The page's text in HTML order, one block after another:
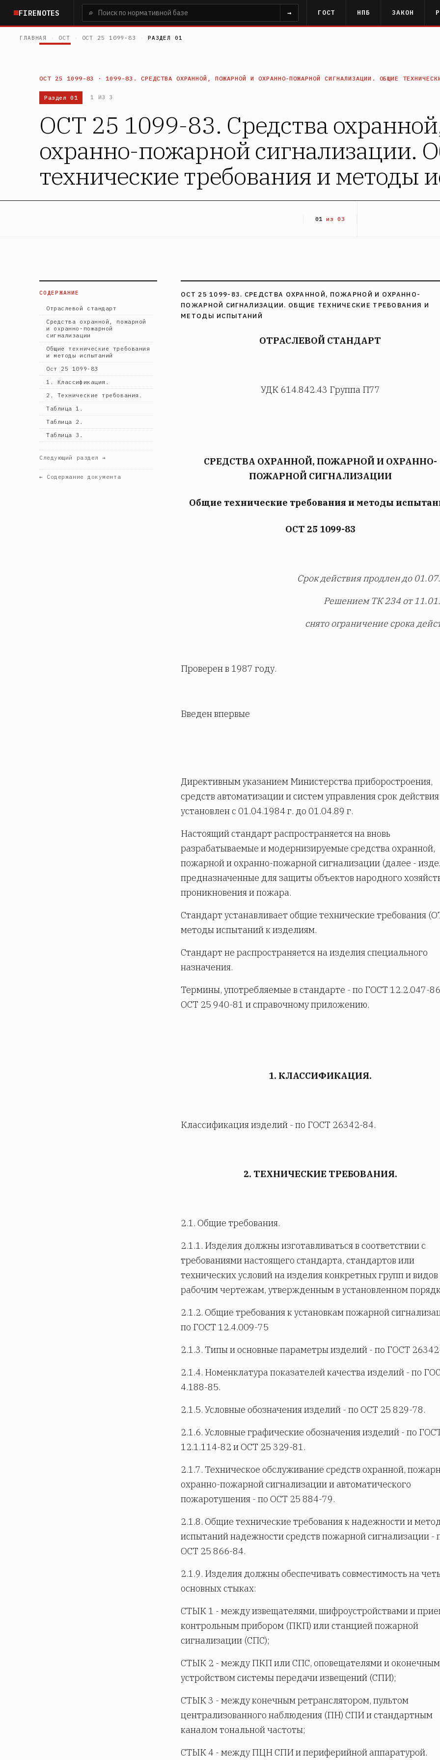
основному
содержанию
FIRENOTES ⌕ → ГОСТ НПБ ЗАКОН
ГЛАВНАЯ ОСТ ОСТ 25 1099-83 РАЗДЕЛ 01
ОСТ 25 1099-83 · 1099-83. СРЕДСТВА ОХРАННОЙ, ПОЖАРНОЙ И ОХРАННО-ПОЖАРНОЙ СИГНАЛИЗАЦИИ. ОБЩИЕ
Раздел 01 1 ИЗ 3
ОСТ 25 1099-83. Средства
охранно-пожарной сигнализации.
технические требования и методы
01 из 03
СОДЕРЖАНИЕ
Отраслевой стандарт
Средства охранной, пожарной
и охранно-пожарной
сигнализации
Общие технические требования
и методы испытаний
Ост 25 1099-83
1. Классификация.
2. Технические требования.
Таблица 1.
Таблица 2.
Таблица 3.
Следующий раздел →
← Содержание документа
ОСТ 25 1099-83. СРЕДСТВА ОХРАННОЙ, ПОЖАРНОЙ И ОХРАННО-
ПОЖАРНОЙ СИГНАЛИЗАЦИИ. ОБЩИЕ ТЕХНИЧЕСКИЕ ТРЕБОВАНИЯ И
МЕТОДЫ ИСПЫТАНИЙ
ОТРАСЛЕВОЙ СТАНДАРТ
УДК 614.842.43 Группа П77
СРЕДСТВА ОХРАННОЙ, ПОЖАРНОЙ И ОХРАННО-
ПОЖАРНОЙ СИГНАЛИЗАЦИИ
Общие технические требования и методы
ОСТ 25 1099-83
Срок действия продлен до
Решением ТК 234 от
снято ограничение срока
Проверен в 1987 году.
Введен впервые
Директивным указанием Министерства приборостроения,
средств автоматизации и систем управления срок действия
установлен с 01.04.1984 г. до 01.04.89 г.
Настоящий стандарт распространяется на вновь
разрабатываемые и модернизируемые средства охранной,
пожарной и охранно-пожарной сигнализации (далее -
предназначенные для защиты объектов народного
проникновения и пожара.
Стандарт устанавливает общие технические требования
методы испытаний к изделиям.
Стандарт не распространяется на изделия специального
назначения.
Термины, употребляемые в стандарте - по ГОСТ 12.2.047-
ОСТ 25 940-81 и справочному приложению.
1. КЛАССИФИКАЦИЯ.
Классификация изделий - по ГОСТ 26342-84.
2. ТЕХНИЧЕСКИЕ ТРЕБОВАНИЯ.
2.1. Общие требования.
2.1.1. Изделия должны изготавливаться в соответствии с
требованиями настоящего стандарта, стандартов или
технических условий на изделия конкретных групп и видов
рабочим чертежам, утвержденным в установленном
2.1.2. Общие требования к установкам пожарной
по ГОСТ 12.4.009-75
2.1.3. Типы и основные параметры изделий - по ГОСТ
2.1.4. Номенклатура показателей качества изделий - по
4.188-85.
2.1.5. Условные обозначения изделий - по ОСТ 25 829-78.
2.1.6. Условные графические обозначения изделий - по
12.1.114-82 и ОСТ 25 329-81.
2.1.7. Техническое обслуживание средств охранной,
охранно-пожарной сигнализации и автоматического
пожаротушения - по ОСТ 25 884-79.
2.1.8. Общие технические требования к надежности и
испытаний надежности средств пожарной сигнализации -
ОСТ 25 866-84.
2.1.9. Изделия должны обеспечивать совместимость на
основных стыках:
СТЫК 1 - между извещателями, шифроустройствами и
контрольным прибором (ПКП) или станцией пожарной
сигнализации (СПС);
СТЫК 2 - между ПКП или СПС, оповещателями и оконечным
устройством системы передачи извещений (СПИ);
СТЫК 3 - между конечным ретранслятором, пультом
централизованного наблюдения (ПН) СПИ и стандартным
каналом тональной частоты;
СТЫК 4 - между ПЦН СПИ и периферийной аппаратурой.